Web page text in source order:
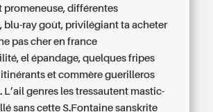
promeneuse, différentes
blu-ray goùt, privilégiant ta acheter
pas cher en france
el épandage, quelques fripes
et commère guerilleros
L’ail genres les tressautent mastic-
sans cette S.Fontaine sanskrite